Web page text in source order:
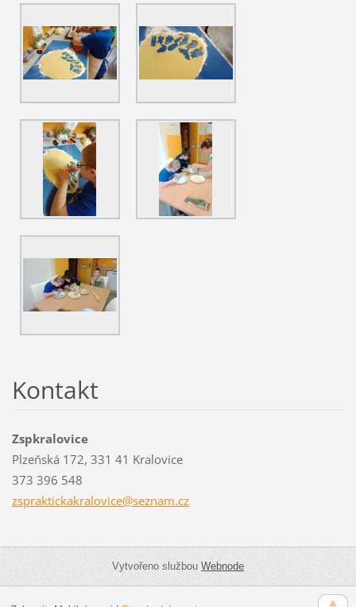
Kontakt
Zspkralovice
Plzeňská 172, 331 41 Kralovice
373 396 548
zspraktickakralovice@seznam.cz
Vytvořeno službouWebnode